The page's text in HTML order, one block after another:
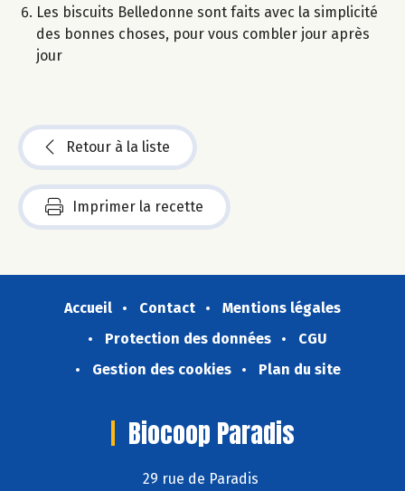
Les biscuits Belledonne sont faits avec la simplicité
des bonnes choses, pour vous combler jour après
jour
Retour à la liste
Imprimer la recette
Accueil Contact
Mentions légales
Protection des données
CGU
Gestion des cookies
Plan du site
Biocoop Paradis
29 rue de Paradis